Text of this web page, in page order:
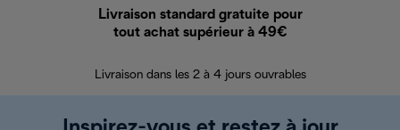
Livraison standard gratuite pour
tout achat supérieur à 49€
Livraison dans les 2 à 4 jours ouvrables